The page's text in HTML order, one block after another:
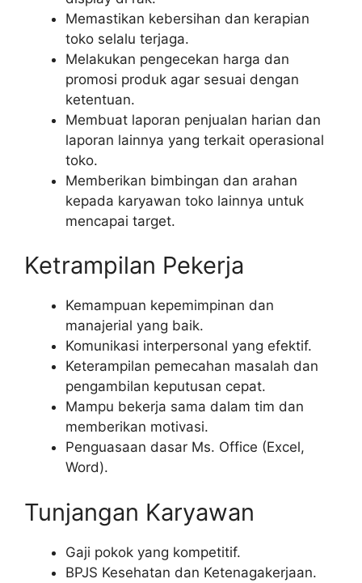
Memastikan kebersihan dan kerapian
toko selalu terjaga.
Melakukan pengecekan harga dan
promosi produk agar sesuai dengan
ketentuan.
Membuat laporan penjualan harian dan
laporan lainnya yang terkait operasional
toko.
Memberikan bimbingan dan arahan
kepada karyawan toko lainnya untuk
mencapai target.
Ketrampilan Pekerja
Kemampuan kepemimpinan dan
manajerial yang baik.
Komunikasi interpersonal yang efektif.
Keterampilan pemecahan masalah dan
pengambilan keputusan cepat.
Mampu bekerja sama dalam tim dan
memberikan motivasi.
Penguasaan dasar Ms. Office (Excel,
Word).
Tunjangan Karyawan
Gaji pokok yang kompetitif.
BPJS Kesehatan dan Ketenagakerjaan.